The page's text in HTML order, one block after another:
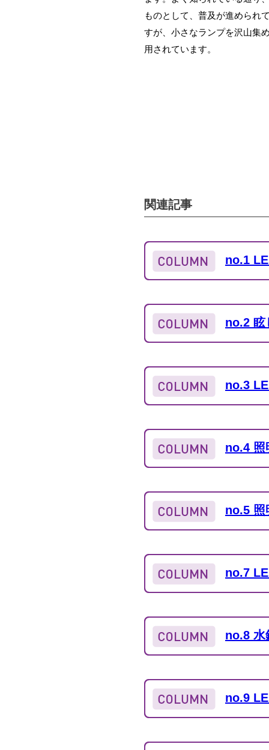
ものとして、普及が進められ
すが、小さなランプを沢山集
用されています。
関連記事
no.1
no.2 眩
no.3
no.4 照
no.5 照
no.7
no.8 水
no.9